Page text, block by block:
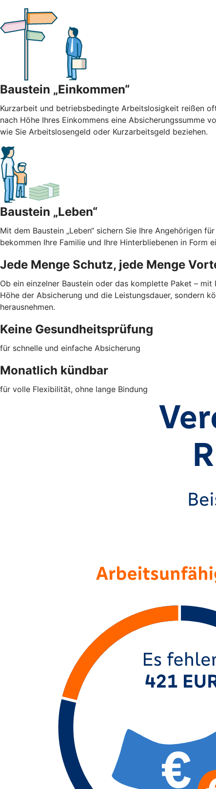
Baustein „Einkommen“
Kurzarbeit und betriebsbedingte Arbeitslosigkeit reißen
nach Höhe Ihres Einkommens eine Absicherungssumme
wie Sie Arbeitslosengeld oder Kurzarbeitsgeld beziehen.
Baustein „Leben“
Mit dem Baustein „Leben“ sichern Sie Ihre Angehörigen
bekommen Ihre Familie und Ihre Hinterbliebenen in Form
Jede Menge Schutz, jede Menge
Ob ein einzelner Baustein oder das komplette Paket –
Höhe der Absicherung und die Leistungsdauer, sondern
herausnehmen.
Keine Gesundheitsprüfung
für schnelle und einfache Absicherung
Monatlich kündbar
für volle Flexibilität, ohne lange Bindung